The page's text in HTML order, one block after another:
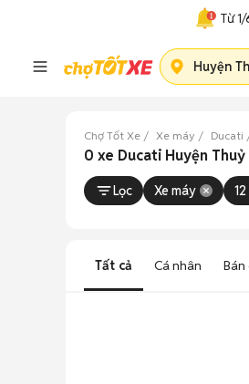
Từ
Huyện
Chợ Tốt Xe Xe máy Ducati
0 xe Ducati Huyện
Lọc Xe máy 12
Tất cả Cá nhân Bán